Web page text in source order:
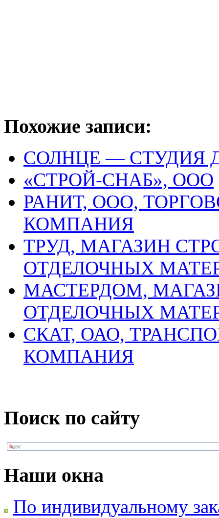
Похожие записи:
СОЛНЦЕ — СТУДИЯ
«СТРОЙ-СНАБ», ООО
РАНИТ, ООО,
КОМПАНИЯ
ТРУД, МАГАЗИН
ОТДЕЛОЧНЫХ
МАСТЕРДОМ,
ОТДЕЛОЧНЫХ
СКАТ, ОАО,
КОМПАНИЯ
Поиск по сайту
Наши окна
По индивидуальному